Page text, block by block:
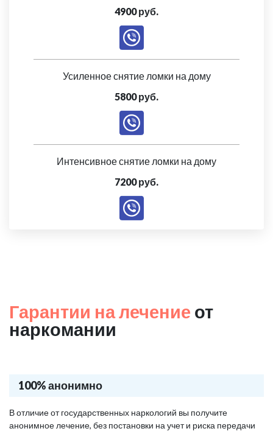
4900 руб.
Усиленное снятие ломки на дому
5800 руб.
Интенсивное снятие ломки на дому
7200 руб.
Гарантии на лечение от
наркомании
100% анонимно
В отличие от государственных наркологий вы получите
анонимное лечение, без постановки на учет и риска передачи